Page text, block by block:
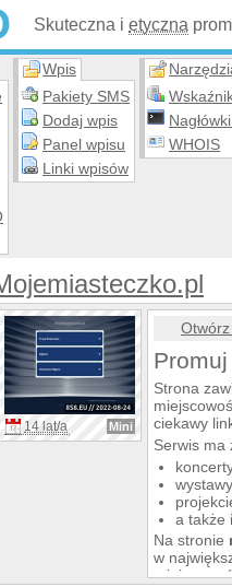
Skuteczna i etyczna
Wpis
Pakiety SMS
Dodaj wpis
Panel wpisu
Linki wpisów
WHOIS
14 lat/a Mini
Otwórz
Strona
ciekawy
Serwis ma
wystawy,
a także
Na stronie
w